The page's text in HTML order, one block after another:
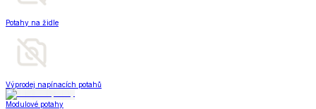
Potahy na židle
Výprodej napínacích potahů
Modulové potahy